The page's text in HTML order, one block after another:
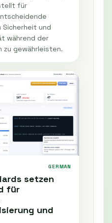
für
Sicherheit und
während der
zu gewährleisten.
GERMAN
setzen
für
und